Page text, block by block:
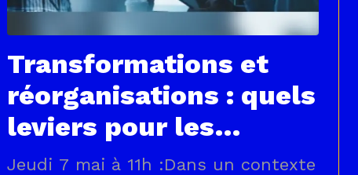
Transformations et
réorganisations : quels
leviers pour les
représentants du
Jeudi 7 mai à 11h :Dans un contexte